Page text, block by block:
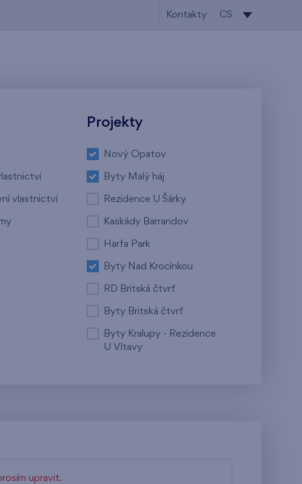
Kontakty CS
vlastnictví
Projekty
Nový Opatov
Byty Malý háj
Rezidence U Šárky
Kaskády Barrandov
Harfa Park
Byty Nad Krocínkou
RD Britská čtvrť
Byty Britská čtvrť
Byty Kralupy - Rezidence
U Vltavy
upravit.